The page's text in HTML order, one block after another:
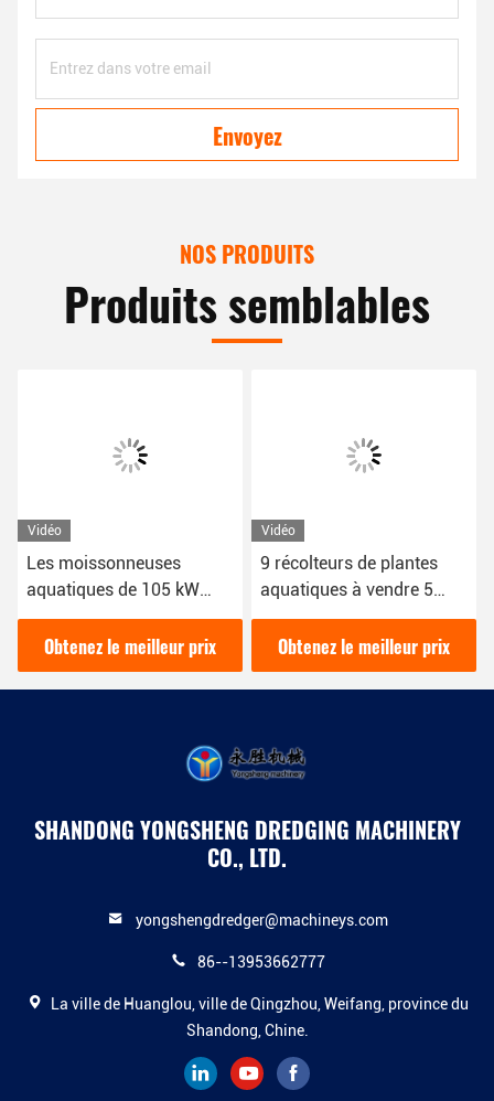
Envoyez
NOS PRODUITS
Produits semblables
Vidéo
Les moissonneuses
aquatiques de 105 kW
9CBM entièrement
automatiques pour les
déchets flottants
Obtenez le meilleur prix
Vidéo
9 récolteurs de plantes
aquatiques à vendre 5
km/h pour collecter et
nettoyer les plantes d'eau
de rivière
Obtenez le meilleur prix
SHANDONG YONGSHENG DREDGING MACHINERY
CO., LTD.
yongshengdredger@machineys.com
86--13953662777
La ville de Huanglou, ville de Qingzhou, Weifang, province du
Shandong, Chine.